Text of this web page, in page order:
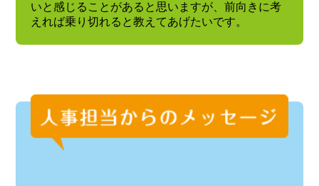
いと感じることがあると思いますが、前向きに考
えれば乗り切れると教えてあげたいです。